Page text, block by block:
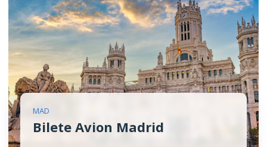
MAD
Bilete Avion Madrid